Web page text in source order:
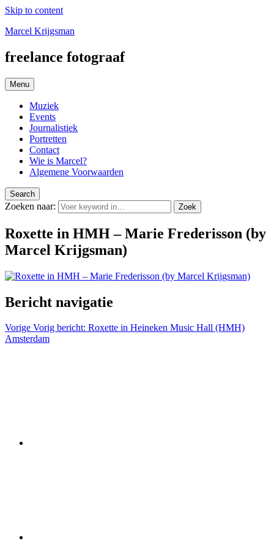
Skip to content
Marcel Krijgsman
freelance fotograaf
Menu
Muziek
Events
Journalistiek
Portretten
Contact
Wie is Marcel?
Algemene Voorwaarden
Search
Zoeken naar: Zoek
Roxette in HMH – Marie Frederisson (by
Marcel Krijgsman)
Bericht navigatie
Vorige Vorig bericht: Roxette in Heineken Music Hall (HMH)
Amsterdam